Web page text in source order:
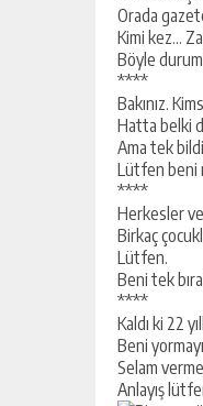
Orada
Kimi kez…
Böyle
****
Bakınız.
Hatta belki
Ama tek
Lütfen beni
****
Herkesler
Birkaç
Lütfen.
Beni tek
****
Kaldı ki 22
Beni
Selam
Anlayış